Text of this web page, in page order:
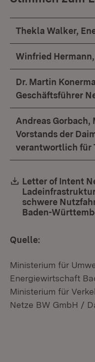
Thekla Walker,
Winfried
Dr. Martin
Geschäftsführer
Andreas Gorbach,
Vorstands der
verantwortlich für
Download:
Letter of Intent
schwere
Baden-
Quelle:
Ministerium für
Energiewirtschaft
Ministerium für
Netze BW GmbH /